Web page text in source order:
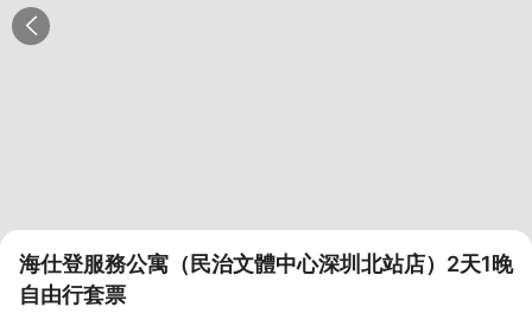
海仕登服務公寓（民治文體中心深圳北站店）2天1晚
自由行套票